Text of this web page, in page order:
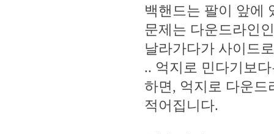
백핸드는 팔이 앞에
문제는 다운드라인
날라가다가 사이드
.. 억지로 민다기보
하면, 억지로 다운
적어집니다.